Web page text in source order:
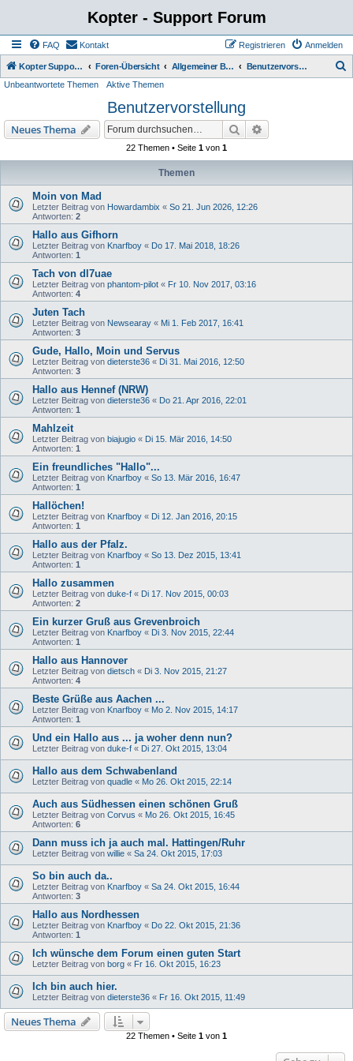
Kopter - Support Forum
FAQ Kontakt Anmelden
Registrieren
Kopter Support - von Anwendern für Anwender. Foren-Übersicht Allgemeiner Bereich Benutzervorstellung
Unbeantwortete Themen Aktive Themen
Benutzervorstellung
Neues Thema Suche
22 Themen • Seite 1 von 1
Themen
Moin von Mad
Letzter Beitrag von Howardambix « So 21. Jun 2026, 12:26
Antworten: 2
Hallo aus Gifhorn
Letzter Beitrag von Knarfboy « Do 17. Mai 2018, 18:26
Antworten: 1
Tach von dl7uae
Letzter Beitrag von phantom-pilot « Fr 10. Nov 2017, 03:16
Antworten: 4
Juten Tach
Letzter Beitrag von Newsearay « Mi 1. Feb 2017, 16:41
Antworten: 3
Gude, Hallo, Moin und Servus
Letzter Beitrag von dieterste36 « Di 31. Mai 2016, 12:50
Antworten: 3
Hallo aus Hennef (NRW)
Letzter Beitrag von dieterste36 « Do 21. Apr 2016, 22:01
Antworten: 1
Mahlzeit
Letzter Beitrag von biajugio « Di 15. Mär 2016, 14:50
Antworten: 1
Ein freundliches "Hallo"...
Letzter Beitrag von Knarfboy « So 13. Mär 2016, 16:47
Antworten: 1
Hallöchen!
Letzter Beitrag von Knarfboy « Di 12. Jan 2016, 20:15
Antworten: 1
Hallo aus der Pfalz.
Letzter Beitrag von Knarfboy « So 13. Dez 2015, 13:41
Antworten: 1
Hallo zusammen
Letzter Beitrag von duke-f « Di 17. Nov 2015, 00:03
Antworten: 2
Ein kurzer Gruß aus Grevenbroich
Letzter Beitrag von Knarfboy « Di 3. Nov 2015, 22:44
Antworten: 1
Hallo aus Hannover
Letzter Beitrag von dietsch « Di 3. Nov 2015, 21:27
Antworten: 4
Beste Grüße aus Aachen ...
Letzter Beitrag von Knarfboy « Mo 2. Nov 2015, 14:17
Antworten: 1
Und ein Hallo aus ... ja woher denn nun?
Letzter Beitrag von duke-f « Di 27. Okt 2015, 13:04
Hallo aus dem Schwabenland
Letzter Beitrag von quadle « Mo 26. Okt 2015, 22:14
Auch aus Südhessen einen schönen Gruß
Letzter Beitrag von Corvus « Mo 26. Okt 2015, 16:45
Antworten: 6
Dann muss ich ja auch mal. Hattingen/Ruhr
Letzter Beitrag von willie « Sa 24. Okt 2015, 17:03
So bin auch da..
Letzter Beitrag von Knarfboy « Sa 24. Okt 2015, 16:44
Antworten: 3
Hallo aus Nordhessen
Letzter Beitrag von Knarfboy « Do 22. Okt 2015, 21:36
Antworten: 1
Ich wünsche dem Forum einen guten Start
Letzter Beitrag von borg « Fr 16. Okt 2015, 16:23
Ich bin auch hier.
Letzter Beitrag von dieterste36 « Fr 16. Okt 2015, 11:49
Neues Thema
22 Themen • Seite 1 von 1